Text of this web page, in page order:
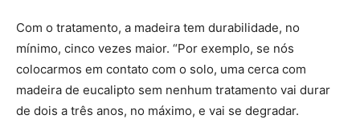
Com o tratamento, a madeira tem durabilidade, no
mínimo, cinco vezes maior. “Por exemplo, se nós
colocarmos em contato com o solo, uma cerca com
madeira de eucalipto sem nenhum tratamento vai durar
de dois a três anos, no máximo, e vai se degradar.